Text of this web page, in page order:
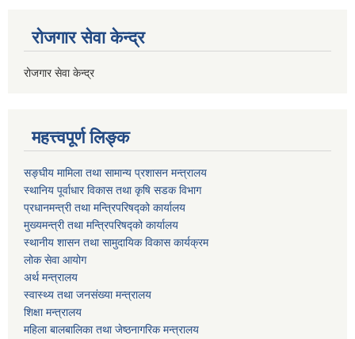
रोजगार सेवा केन्द्र
रोजगार सेवा केन्द्र
महत्त्वपूर्ण लिङ्क
सङ्घीय मामिला तथा सामान्य प्रशासन मन्त्रालय
स्थानिय पूर्वाधार विकास तथा कृषि सडक विभाग
प्रधानमन्त्री तथा मन्त्रिपरिषद्को कार्यालय
मुख्यमन्त्री तथा मन्त्रिपरिषद्को कार्यालय
स्थानीय शासन तथा सामुदायिक विकास कार्यक्रम
लोक सेवा आयोग
अर्थ मन्त्रालय
स्वास्थ्य तथा जनस‌ंख्या मन्त्रालय
शिक्षा मन्त्रालय
महिला बालबालिका तथा जेष्ठनागरिक मन्त्रालय